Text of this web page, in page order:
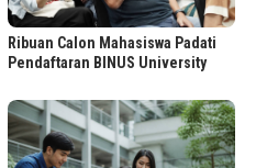
Ribuan Calon Mahasiswa Padati
Pendaftaran BINUS University